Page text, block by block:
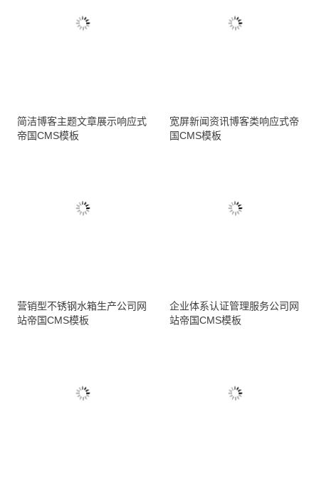
简洁博客主题文章展示响应式
帝国CMS模板
宽屏新闻资讯博客类响应式帝
国CMS模板
营销型不锈钢水箱生产公司网
站帝国CMS模板
企业体系认证管理服务公司网
站帝国CMS模板